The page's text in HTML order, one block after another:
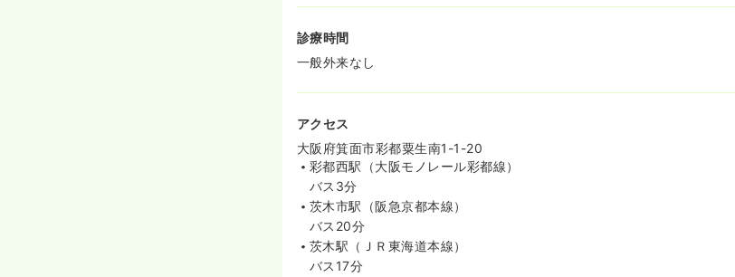
診療時間
一般外来なし
アクセス
大阪府箕面市彩都粟生南1-1-20
彩都西駅（大阪モノレール彩都線）
バス3分
茨木市駅（阪急京都本線）
バス20分
茨木駅（ＪＲ東海道本線）
バス17分